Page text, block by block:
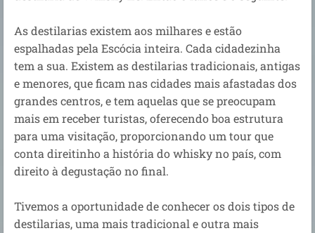
As destilarias existem aos milhares e estão
espalhadas pela Escócia inteira. Cada cidadezinha
tem a sua. Existem as destilarias tradicionais, antigas
e menores, que ficam nas cidades mais afastadas dos
grandes centros, e tem aquelas que se preocupam
mais em receber turistas, oferecendo boa estrutura
para uma visitação, proporcionando um tour que
conta direitinho a história do whisky no país, com
direito à degustação no final.
Tivemos a oportunidade de conhecer os dois tipos de
destilarias, uma mais tradicional e outra mais